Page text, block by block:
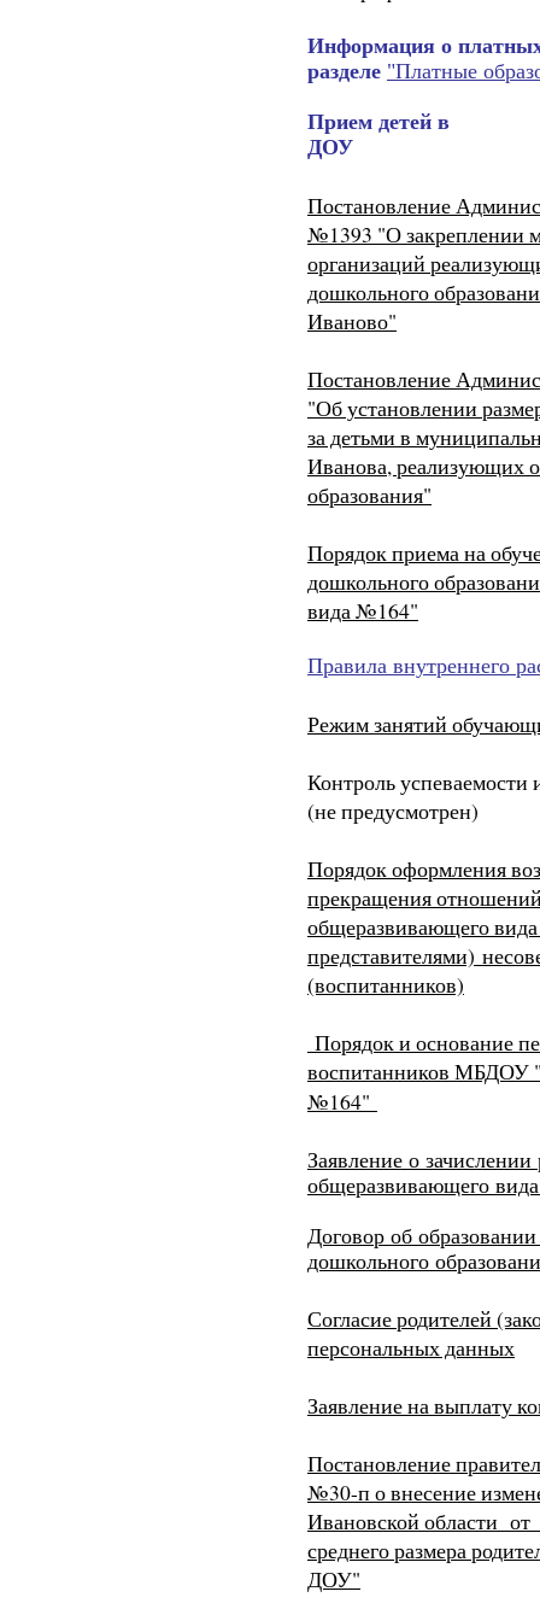
Информация о платных
разделе "Платные
Прием детей в
ДОУ
Постановление
№1393 "О закреплении
организаций
дошкольного
Иваново"
Постановление
"Об установлении
за детьми в
Иванова, реализующих
образования"
Порядок приема на
дошкольного
вида №164"
Правила внутреннего
Режим занятий
Контроль
(не предусмотрен)
Порядок оформления
прекращения
общеразвивающего
представителями)
(воспитанников)
Порядок и основание
воспитанников МБДОУ
№164"
Заявление о
общеразвивающего
Договор об
дошкольного
Согласие родителей
персональных данных
Заявление на выплату
Постановление
№30-п о внесение
Ивановской области
среднего размера
ДОУ"